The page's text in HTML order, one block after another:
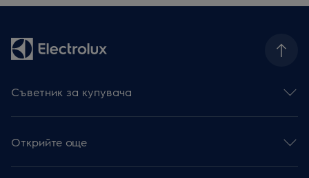
Съветник за купувача
Готварски плотове
Абсорбатори
Съдомиялни
Открийте още